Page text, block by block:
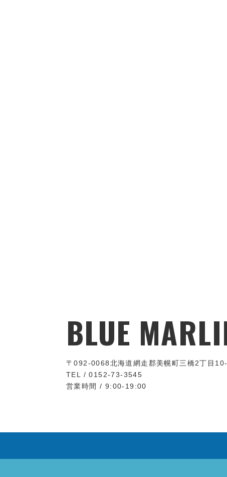
BLUE
〒092-0068北海道網走郡美幌町三橋2丁目
TEL / 0152-73-3545
営業時間 / 9:00-19:00